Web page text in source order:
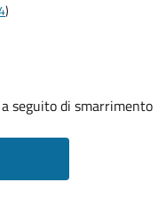
)
seguito di smarrimento